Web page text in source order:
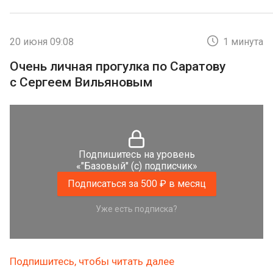
20 июня 09:08 1 минута
Очень личная прогулка по Саратову
с Сергеем Вильяновым
Подпишитесь на уровень
«"Базовый" (с) подписчик»
Подписаться за 500 ₽ в месяц
Уже есть подписка?
Подпишитесь, чтобы читать далее